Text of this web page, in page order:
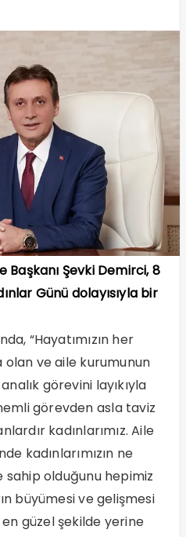
Başkanı Şevki Demirci, 8
Günü dolayısıyla bir
“Hayatımızın her
olan ve aile kurumunun
görevini layıkıyla
görevden asla taviz
kadınlarımız. Aile
kadınlarımızın ne
olduğunu hepimiz
büyümesi ve gelişmesi
güzel şekilde yerine